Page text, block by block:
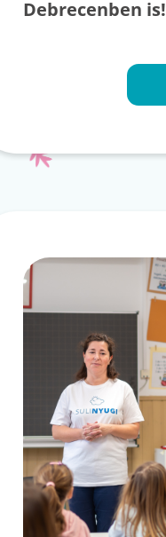
Debrecenben is!